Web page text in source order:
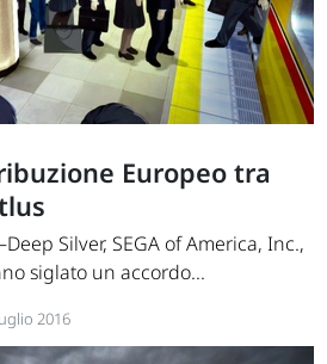
Europeo tra
Silver, SEGA of America, Inc.,
siglato un accordo...
2016